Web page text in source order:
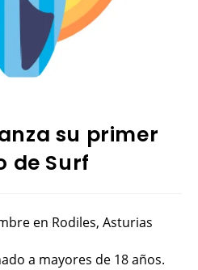
su primer
de Surf
en Rodiles, Asturias
a mayores de 18 años.